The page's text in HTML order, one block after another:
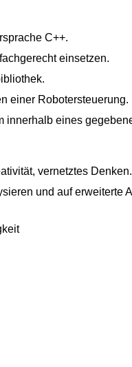
C++.
einsetzen.
einer Robotersteuerung.
innerhalb eines
vernetztes Denken.
und auf erweiterte